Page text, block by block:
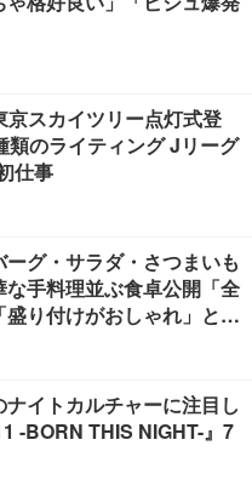
スカイツリー点灯式登
類のライティング Jリーグ
仕事
グ・サラダ・さつまいも
手料理並ぶ食卓公開「全
り付けがおしゃれ」と絶
イトカルチャーに注目し
-BORN THIS NIGHT-』7